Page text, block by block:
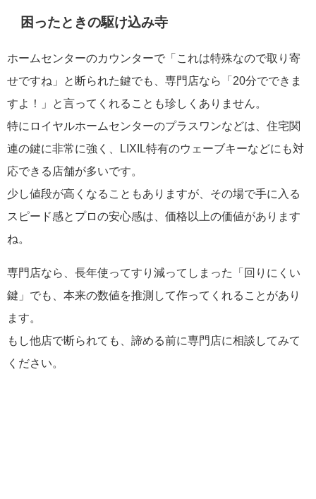
困ったときの駆け込み寺
ホームセンターのカウンターで「これは特殊なので取り寄
せですね」と断られた鍵でも、専門店なら「20分でできま
すよ！」と言ってくれることも珍しくありません。
特にロイヤルホームセンターのプラスワンなどは、住宅関
連の鍵に非常に強く、LIXIL特有のウェーブキーなどにも対
応できる店舗が多いです。
少し値段が高くなることもありますが、その場で手に入る
スピード感とプロの安心感は、価格以上の価値があります
ね。
専門店なら、長年使ってすり減ってしまった「回りにくい
鍵」でも、本来の数値を推測して作ってくれることがあり
ます。
もし他店で断られても、諦める前に専門店に相談してみて
ください。